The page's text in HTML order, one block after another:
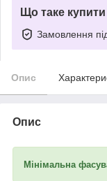
Що таке
Замовлення
Опис
Опис
Мінімальна